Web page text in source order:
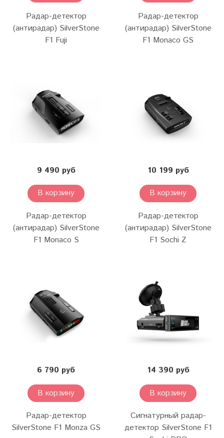
Радар-детектор
(антирадар) SilverStone
F1 Fuji
Радар-детектор
(антирадар) SilverStone
F1 Monaco GS
9 490 руб
В корзину
Радар-детектор
(антирадар) SilverStone
F1 Monaco S
10 199 руб
В корзину
Радар-детектор
(антирадар) SilverStone
F1 Sochi Z
6 790 руб
В корзину
Радар-детектор
SilverStone F1 Monza GS
14 390 руб
В корзину
Сигнатурный радар-
детектор SilverStone F1